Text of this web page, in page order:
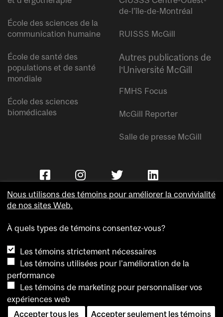
École des sciences de la
communication humaine
École de santé des
populations et de santé
mondiale
École des sciences
biomédicales
de-l’île-de-Montréal
RUISSS McGill
Autres publications de
l’Université McGill
FMHS Focus
McGill Reporter
Salle de presse McGill
Accessibilité
Confidentialité
Avis sur les témoins
Nous utilisons des témoins pour améliorer la convivialité
de nos sites Web.
À quels types de témoins consentez-vous?
Les témoins strictement nécessaires
Les témoins utilisées pour l'amélioration de la
performance
Les témoins de marketing pour personnaliser vos
expériences web
Accepter tous les
Accepter seulement les témoins